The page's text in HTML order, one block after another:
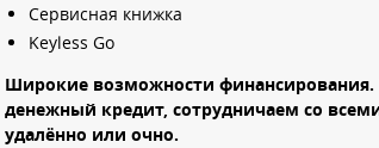
Сервисная книжка
Keyless Go
Широкие возможности
денежный кредит, сотрудничаем со
удалённо или очно.